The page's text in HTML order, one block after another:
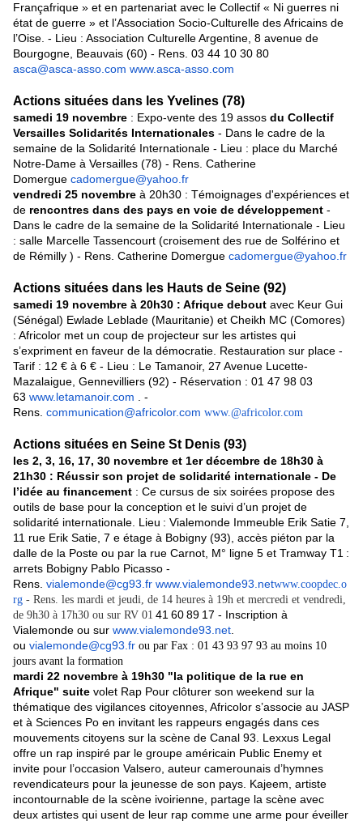
Françafrique » et en partenariat avec le Collectif « Ni guerres ni
état de guerre » et l’Association Socio-Culturelle des Africains de
l’Oise. - Lieu : Association Culturelle Argentine, 8 avenue de
Bourgogne, Beauvais (60) - Rens. 03 44 10 30 80
asca@asca-asso.com www.asca-asso.com
Actions situées dans les Yvelines (78)
samedi 19 novembre : Expo-vente des 19 assos du Collectif
Versailles Solidarités Internationales - Dans le cadre de la
semaine de la Solidarité Internationale - Lieu : place du Marché
Notre-Dame à Versailles (78) - Rens. Catherine
Domergue cadomergue@yahoo.fr
vendredi 25 novembre à 20h30 : Témoignages d'expériences et
de rencontres dans des pays en voie de développement -
Dans le cadre de la semaine de la Solidarité Internationale - Lieu
: salle Marcelle Tassencourt (croisement des rue de Solférino et
de Rémilly ) - Rens. Catherine Domergue cadomergue@yahoo.fr
Actions situées dans les Hauts de Seine (92)
samedi 19 novembre à 20h30 : Afrique debout avec Keur Gui
(Sénégal) Ewlade Leblade (Mauritanie) et Cheikh MC (Comores)
: Africolor met un coup de projecteur sur les artistes qui
s’expriment en faveur de la démocratie. Restauration sur place -
Tarif : 12 € à 6 € - Lieu : Le Tamanoir, 27 Avenue Lucette-
Mazalaigue, Gennevilliers (92) - Réservation : 01 47 98 03
63 www.letamanoir.com . -
Rens. communication@africolor.com www.@africolor.com
Actions situées en Seine St Denis (93)
les 2, 3, 16, 17, 30 novembre et 1er décembre de 18h30 à
21h30 : Réussir son projet de solidarité internationale - De
l’idée au financement : Ce cursus de six soirées propose des
outils de base pour la conception et le suivi d’un projet de
solidarité internationale. Lieu : Vialemonde Immeuble Erik Satie 7,
11 rue Erik Satie, 7 e étage à Bobigny (93), accès piéton par la
dalle de la Poste ou par la rue Carnot, M° ligne 5 et Tramway T1 :
arrets Bobigny Pablo Picasso -
Rens. vialemonde@cg93.fr www.vialemonde93.netwww.coopdec.o
rg - Rens. les mardi et jeudi, de 14 heures à 19h et mercredi et vendredi,
de 9h30 à 17h30 ou sur RV 01 41 6089 17 - Inscription à
Vialemonde ou sur www.vialemonde93.net
ou vialemonde@cg93.fr ou par Fax : 01 43 93 97 93 au moins 10
jours avant la formation
mardi 22 novembre à 19h30 "la politique de la rue en
Afrique" suite volet Rap Pour clôturer son weekend sur la
thématique des vigilances citoyennes, Africolor s’associe au JASP
et à Sciences Po en invitant les rappeurs engagés dans ces
mouvements citoyens sur la scène de Canal 93. Lexxus Legal
offre un rap inspiré par le groupe américain Public Enemy et
invite pour l’occasion Valsero, auteur camerounais d’hymnes
revendicateurs pour la jeunesse de son pays. Kajeem, artiste
incontournable de la scène ivoirienne, partage la scène avec
deux artistes qui usent de leur rap comme une arme pour éveiller